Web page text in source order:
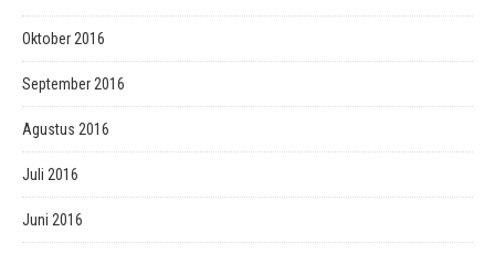
Oktober 2016
September 2016
Agustus 2016
Juli 2016
Juni 2016